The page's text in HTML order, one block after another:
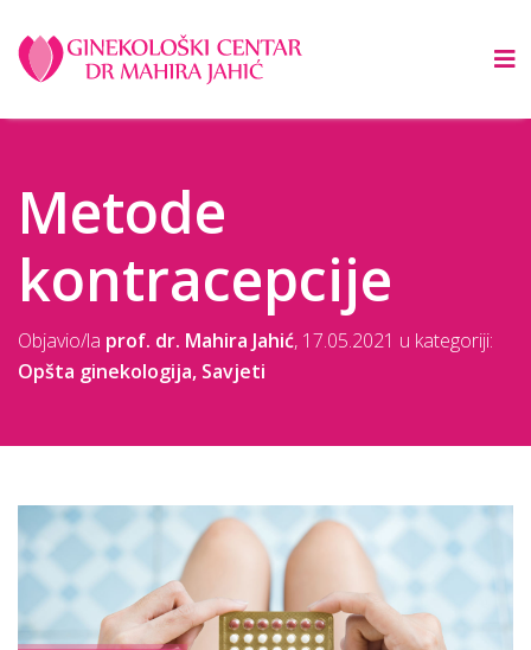
Metode
kontracepcije
Objavio/la prof. dr. Mahira Jahić, 17.05.2021 u kategoriji:
Opšta ginekologija, Savjeti